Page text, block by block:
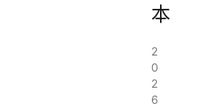
本
2
0
2
6